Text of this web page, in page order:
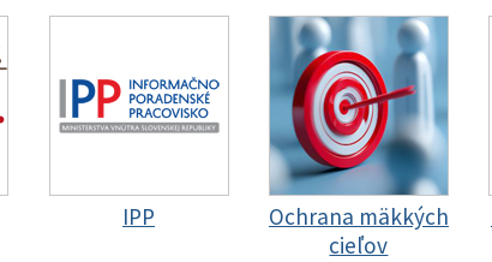
IPP
Ochrana mäkkých
cieľov